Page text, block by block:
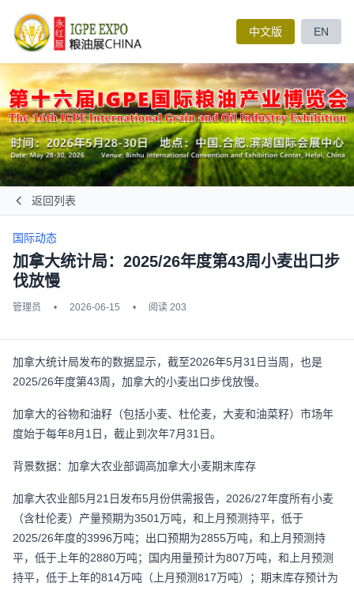
中文版 EN
返回列表
国际动态
加拿大统计局：2025/26年度第43周小麦出口步
伐放慢
管理员 • 2026-06-15 • 阅读 203
加拿大统计局发布的数据显示，截至2026年5月31日当周，也是
2025/26年度第43周，加拿大的小麦出口步伐放慢。
加拿大的谷物和油籽（包括小麦、杜伦麦，大麦和油菜籽）市场年
度始于每年8月1日，截止到次年7月31日。
背景数据：加拿大农业部调高加拿大小麦期末库存
加拿大农业部5月21日发布5月份供需报告，2026/27年度所有小麦
（含杜伦麦）产量预期为3501万吨，和上月预测持平，低于
2025/26年度的3996万吨；出口预期为2855万吨，和上月预测持
平，低于上年的2880万吨；国内用量预计为807万吨，和上月预测
持平，低于上年的814万吨（上月预测817万吨）；期末库存预计为